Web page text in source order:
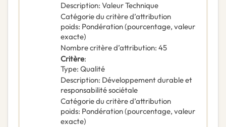
Description: Valeur Technique
Catégorie du critère d’attribution
poids: Pondération (pourcentage, valeur
exacte)
Nombre critère d’attribution: 45
Critère:
Type: Qualité
Description: Développement durable et
responsabilité sociétale
Catégorie du critère d’attribution
poids: Pondération (pourcentage, valeur
exacte)